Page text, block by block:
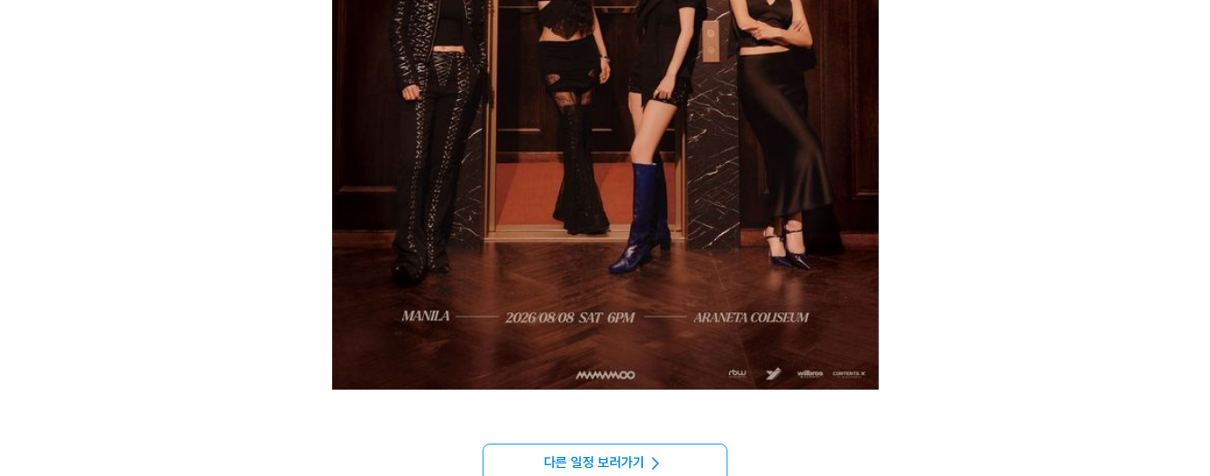
다른 일정 보러가기